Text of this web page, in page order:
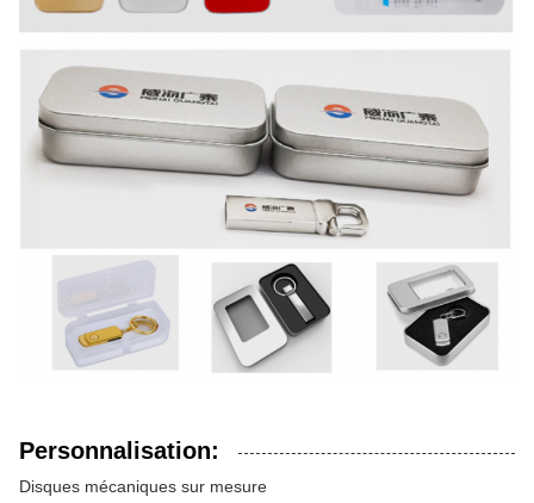
Personnalisation:
Disques mécaniques sur mesure